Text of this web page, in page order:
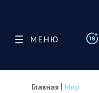
МЕНЮ
Главная Мир